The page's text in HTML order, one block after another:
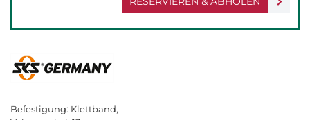
Befestigung: Klettband,